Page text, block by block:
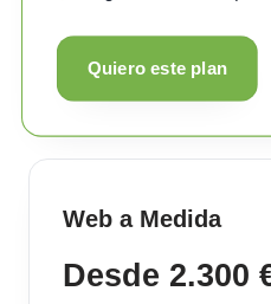
Quiero este plan
Web a Medida
Desde 2.300